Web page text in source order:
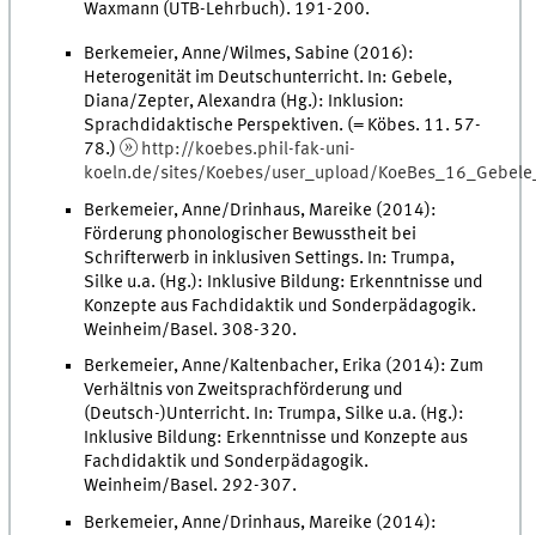
Waxmann (UTB-Lehrbuch). 191-200.
Berkemeier, Anne/Wilmes, Sabine (2016):
Heterogenität im Deutschunterricht. In: Gebele,
Diana/Zepter, Alexandra (Hg.): Inklusion:
Sprachdidaktische Perspektiven. (= Köbes. 11. 57-
78.)
http://koebes.phil-fak-uni-
koeln.de/sites/Koebes/user_upload/
Berkemeier, Anne/Drinhaus, Mareike (2014):
Förderung phonologischer Bewusstheit bei
Schrifterwerb in inklusiven Settings. In: Trumpa,
Silke u.a. (Hg.): Inklusive Bildung: Erkenntnisse und
Konzepte aus Fachdidaktik und Sonderpädagogik.
Weinheim/Basel. 308-320.
Berkemeier, Anne/Kaltenbacher, Erika (2014): Zum
Verhältnis von Zweitsprachförderung und
(Deutsch-)Unterricht. In: Trumpa, Silke u.a. (Hg.):
Inklusive Bildung: Erkenntnisse und Konzepte aus
Fachdidaktik und Sonderpädagogik.
Weinheim/Basel. 292-307.
Berkemeier, Anne/Drinhaus, Mareike (2014):